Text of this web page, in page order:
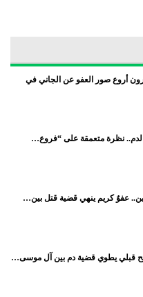
أروع صور العفو عن الجاني في
الدم.. نظرة متعمقة على “فروع…
عفوٌ كريم ينهي قضية قتل بين…
قبلي يطوي قضية دم بين آل موسى…